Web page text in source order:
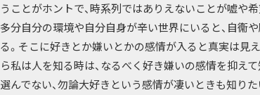
うことがホントで、時系列ではありえないことが嘘や
多分自分の環境や自分自身が辛い世界にいると、自衞
る。そこに好きとか嫌いとかの感情が入ると真実は見
ら私は人を知る時は、なるべく好き嫌いの感情を抑え
選んでない、勿論大好きという感情が凄いときも知り